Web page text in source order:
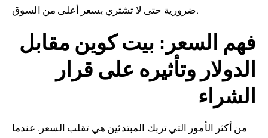
ضرورية حتى لا تشتري بسعر أعلى من السوق.
فهم السعر: بيت كوين مقابل
الدولار وتأثيره على قرار
الشراء
من أكثر الأمور التي تربك المبتدئين هي تقلب السعر. عندما